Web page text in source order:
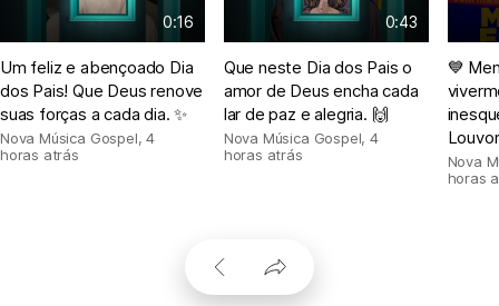
0:16
Um feliz e abençoado Dia
dos Pais! Que Deus renove
suas forças a cada dia. ✨
Nova Música Gospel,4
horas atrás
0:43
Que neste Dia dos Pais o
amor de Deus encha cada
lar de paz e alegria. 🙌
Nova Música Gospel, 4
horas atrás
💙
Nova
horas